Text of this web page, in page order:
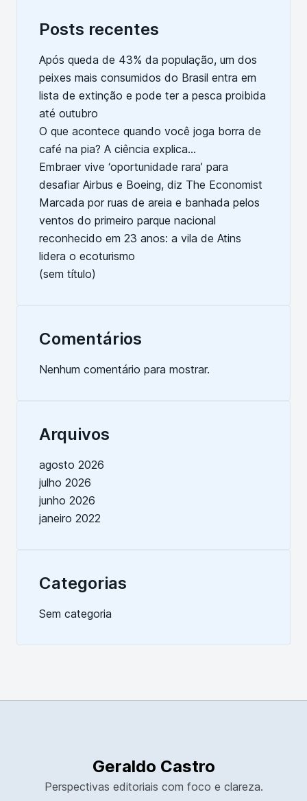
Posts recentes
Após queda de 43% da população, um dos
peixes mais consumidos do Brasil entra em
lista de extinção e pode ter a pesca proibida
até outubro
O que acontece quando você joga borra de
café na pia? A ciência explica…
Embraer vive ‘oportunidade rara’ para
desafiar Airbus e Boeing, diz The Economist
Marcada por ruas de areia e banhada pelos
ventos do primeiro parque nacional
reconhecido em 23 anos: a vila de Atins
lidera o ecoturismo
(sem título)
Comentários
Nenhum comentário para mostrar.
Arquivos
agosto 2026
julho 2026
junho 2026
janeiro 2022
Categorias
Sem categoria
Geraldo Castro
Perspectivas editoriais com foco e clareza.